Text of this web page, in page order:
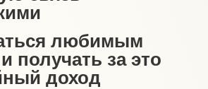
любимым
получать за это
доход